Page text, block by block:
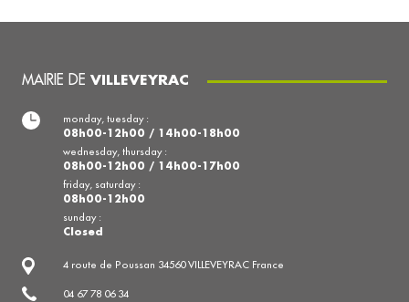
MAIRIE DE VILLEVEYRAC
4 route de Poussan 34560 VILLEVEYRAC France
04 67 78 06 34
monday, tuesday :
08h00-12h00 / 14h00-18h00
wednesday, thursday :
08h00-12h00 / 14h00-17h00
friday, saturday :
08h00-12h00
sunday :
Closed